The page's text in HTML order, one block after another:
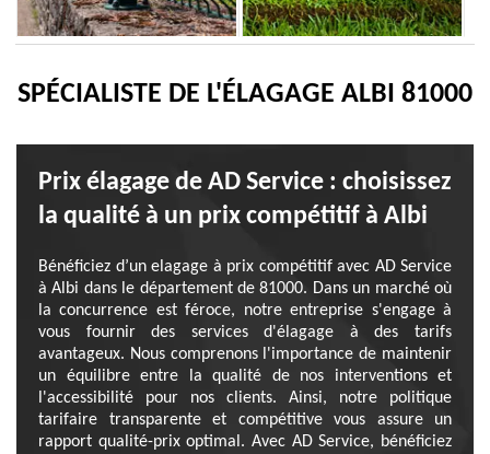
SPÉCIALISTE DE L'ÉLAGAGE ALBI 81000
Prix élagage de AD Service : choisissez
la qualité à un prix compétitif à Albi
Bénéficiez d’un elagage à prix compétitif avec AD Service
à Albi dans le département de 81000. Dans un marché où
la concurrence est féroce, notre entreprise s'engage à
vous fournir des services d'élagage à des tarifs
avantageux. Nous comprenons l'importance de maintenir
un équilibre entre la qualité de nos interventions et
l'accessibilité pour nos clients. Ainsi, notre politique
tarifaire transparente et compétitive vous assure un
rapport qualité-prix optimal. Avec AD Service, bénéficiez